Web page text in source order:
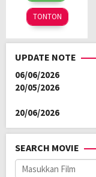
2025
TONTON
UPDATE NOTE
06/06/2026
20/05/2026
20/06/2026
SEARCH MOVIE